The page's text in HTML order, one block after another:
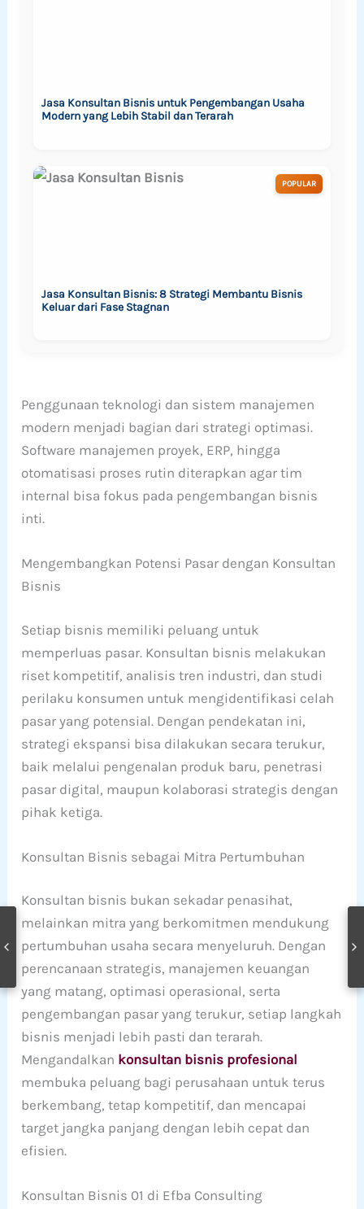
Jasa Konsultan Bisnis untuk Pengembangan Usaha
Modern yang Lebih Stabil dan Terarah
POPULAR
Jasa Konsultan Bisnis: 8 Strategi Membantu Bisnis
Keluar dari Fase Stagnan
Penggunaan teknologi dan sistem manajemen
modern menjadi bagian dari strategi optimasi.
Software manajemen proyek, ERP, hingga
otomatisasi proses rutin diterapkan agar tim
internal bisa fokus pada pengembangan bisnis
inti.
Mengembangkan Potensi Pasar dengan Konsultan
Bisnis
Setiap bisnis memiliki peluang untuk
memperluas pasar. Konsultan bisnis melakukan
riset kompetitif, analisis tren industri, dan studi
perilaku konsumen untuk mengidentifikasi celah
pasar yang potensial. Dengan pendekatan ini,
strategi ekspansi bisa dilakukan secara terukur,
baik melalui pengenalan produk baru, penetrasi
pasar digital, maupun kolaborasi strategis dengan
pihak ketiga.
Konsultan Bisnis sebagai Mitra Pertumbuhan
Konsultan bisnis bukan sekadar penasihat,
melainkan mitra yang berkomitmen mendukung
pertumbuhan usaha secara menyeluruh. Dengan
perencanaan strategis, manajemen keuangan
yang matang, optimasi operasional, serta
pengembangan pasar yang terukur, setiap langkah
bisnis menjadi lebih pasti dan terarah.
Mengandalkan konsultan bisnis profesional
membuka peluang bagi perusahaan untuk terus
berkembang, tetap kompetitif, dan mencapai
target jangka panjang dengan lebih cepat dan
efisien.
Konsultan Bisnis 01 di Efba Consulting